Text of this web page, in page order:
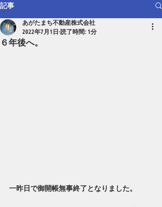
記事
６年後へ。
あがたまち不動産株式会社
2022年7月1日 読了時間: 1分
一昨日で御開帳無事終了となりました。